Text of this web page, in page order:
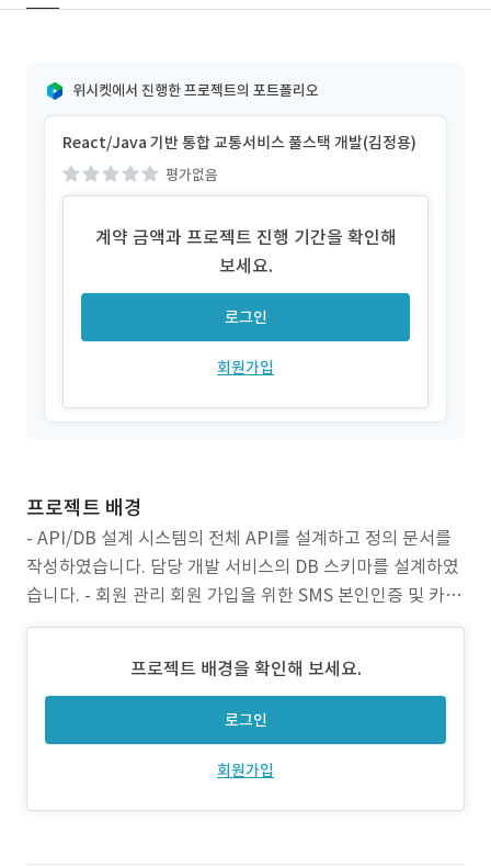
위시켓에서 진행한 프로젝트의 포트폴리오
React/Java 기반 통합 교통서비스 풀스택 개발(김정용)
평가없음
계약 금액과 프로젝트 진행 기간을 확인해
보세요.
로그인
회원가입
프로젝트 배경
- API/DB 설계 시스템의 전체 API를 설계하고 정의 문서를
작성하였습니다. 담당 개발 서비스의 DB 스키마를 설계하였
습니다. - 회원 관리 회원 가입을 위한 SMS 본인인증 및 카카
오, 네이버 연동을 통한 OAuth 인증 프로세스를 개발하였습
en API를 연계하여 성남시와, 서울, 인접 경기도 지역들의 버
프로젝트 배경을 확인해 보세요.
로그인
회원가입